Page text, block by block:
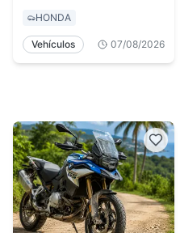
HONDA
Vehículos 07/08/2026